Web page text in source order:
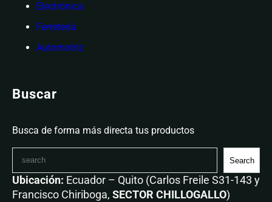
Electrónica
Ferretería
Automotriz
Buscar
Busca de forma más directa tus productos
Search
Ubicación: Ecuador – Quito (Carlos Freile S31-143 y
Francisco Chiriboga, SECTOR CHILLOGALLO)